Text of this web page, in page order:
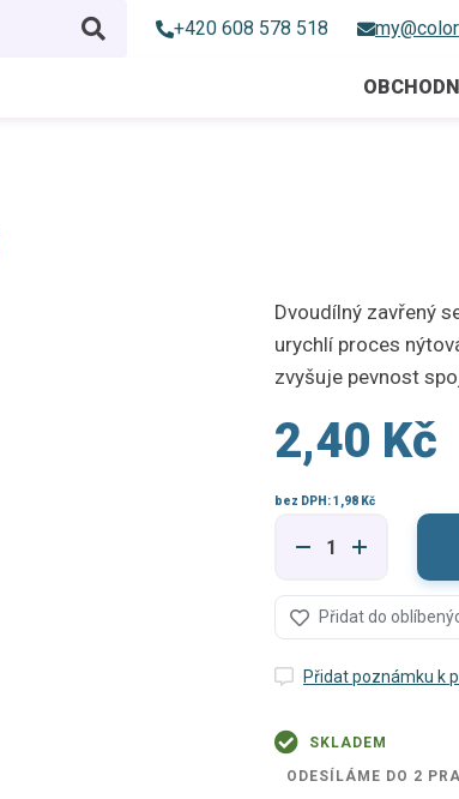
+420 608 578 518
Dvoudílný zavřený
urychlí proces
zvyšuje pevnost
2,40 Kč
bez DPH:1,98 Kč
Přidat do
Přidat poznámku k
SKLADEM
ODESÍLÁME DO 2